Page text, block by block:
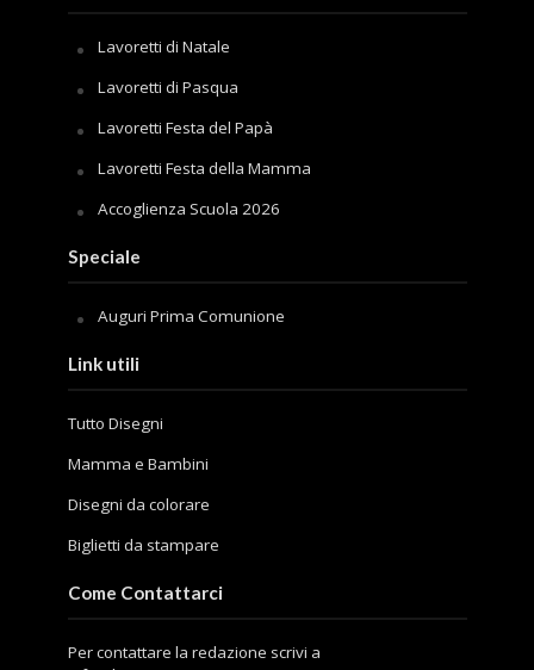
Lavoretti di Natale
Lavoretti di Pasqua
Lavoretti Festa del Papà
Lavoretti Festa della Mamma
Accoglienza Scuola 2026
Speciale
Auguri Prima Comunione
Link utili
Tutto Disegni
Mamma e Bambini
Disegni da colorare
Biglietti da stampare
Come Contattarci
Per contattare la redazione scrivi a